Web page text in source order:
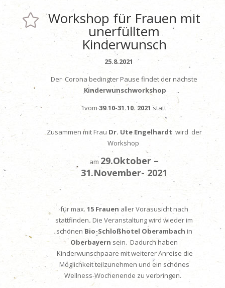
 Workshop für Frauen mit
unerfülltem
Kinderwunsch
25.8.2021
Der Corona bedingter Pause findet der nächste
Kinderwunschworkshop
1vom39.10-31.10. 2021 statt
Zusammen mit Frau Dr. Ute Engelhardt wird der
Workshop
am 29.Oktober –
31.November- 2021
fürmax. 15 Frauen aller Vorasusicht nach
stattfinden. Die Veranstaltung wird wieder im
schönen Bio-Schloßhotel Oberambach in
Oberbayern sein. Dadurch haben
Kinderwunschpaare mit weiterer Anreise die
Möglichkeit teilzunehmen und ein schönes
Wellness-Wochenende zu verbringen.